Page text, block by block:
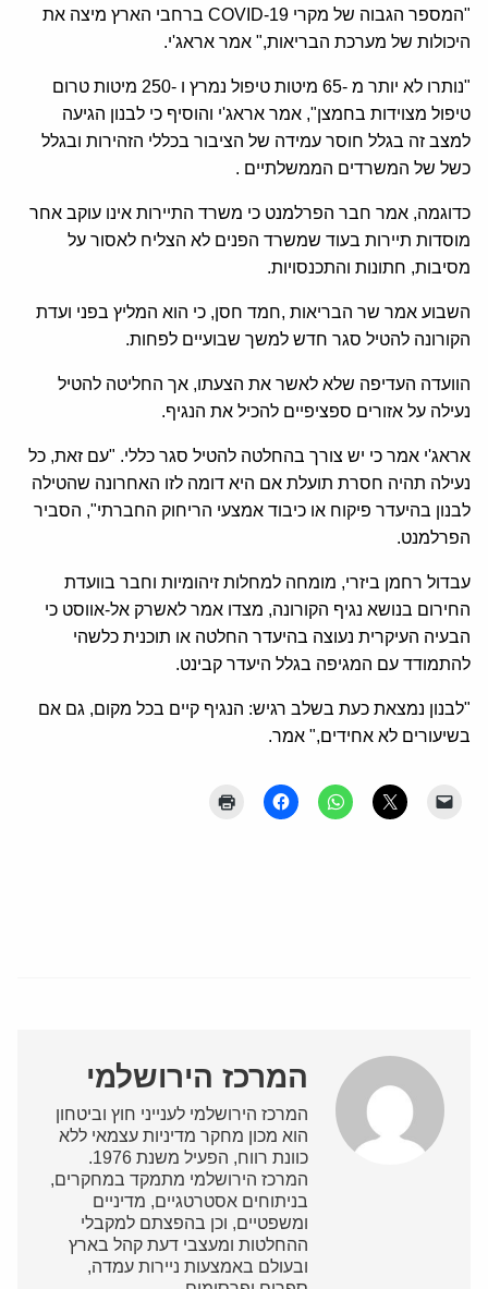
"המספר הגבוה של מקרי COVID-19 ברחבי הארץ מיצה את
היכולות של מערכת הבריאות," אמר אראג'י.
"נותרו לא יותר מ -65 מיטות טיפול נמרץ ו -250 מיטות טרום
טיפול מצוידות בחמצן", אמר אראג'י והוסיף כי לבנון הגיעה
למצב זה בגלל חוסר עמידה של הציבור בכללי הזהירות ובגלל
כשל של המשרדים הממשלתיים .
כדוגמה, אמר חבר הפרלמנט כי משרד התיירות אינו עוקב אחר
מוסדות תיירות בעוד שמשרד הפנים לא הצליח לאסור על
מסיבות, חתונות והתכנסויות.
השבוע אמר שר הבריאות ,חמד חסן, כי הוא המליץ בפני ועדת
הקורונה להטיל סגר חדש למשך שבועיים לפחות.
הוועדה העדיפה שלא לאשר את הצעתו, אך החליטה להטיל
נעילה על אזורים ספציפיים להכיל את הנגיף.
אראג'י אמר כי יש צורך בהחלטה להטיל סגר כללי. "עם זאת, כל
נעילה תהיה חסרת תועלת אם היא דומה לזו האחרונה שהטילה
לבנון בהיעדר פיקוח או כיבוד אמצעי הריחוק החברתי", הסביר
הפרלמנט.
עבדול רחמן ביזרי, מומחה למחלות זיהומיות וחבר בוועדת
החירום בנושא נגיף הקורונה, מצדו אמר לאשרק אל-אווסט כי
הבעיה העיקרית נעוצה בהיעדר החלטה או תוכנית כלשהי
להתמודד עם המגיפה בגלל היעדר קבינט.
"לבנון נמצאת כעת בשלב רגיש: הנגיף קיים בכל מקום, גם אם
בשיעורים לא אחידים," אמר.
המרכז הירושלמי
המרכז הירושלמי לענייני חוץ וביטחון
הוא מכון מחקר מדיניות עצמאי ללא
כוונת רווח, הפעיל משנת 1976.
המרכז הירושלמי מתמקד במחקרים,
בניתוחים אסטרטגיים, מדיניים
ומשפטיים, וכן בהפצתם למקבלי
ההחלטות ומעצבי דעת קהל בארץ
ובעולם באמצעות ניירות עמדה,